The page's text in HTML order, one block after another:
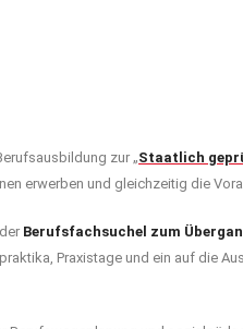
zur „Staatlich
erwerben und gleichzeitig die
Berufsfachsuchel zum
Praxistage und ein auf die